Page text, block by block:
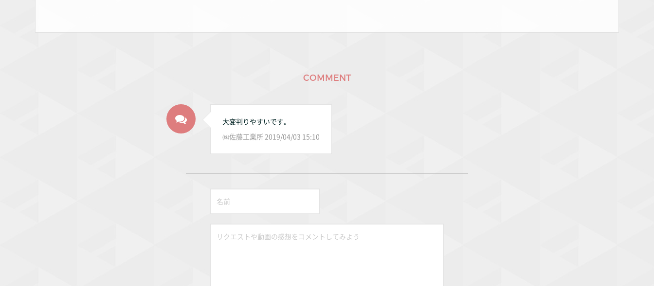
COMMENT
大変判りやすいです。
㈱佐藤工業所 2019/04/03 15:10